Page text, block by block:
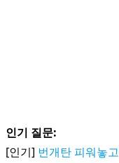
인기 질문:
[인기] 번개탄 피워놓